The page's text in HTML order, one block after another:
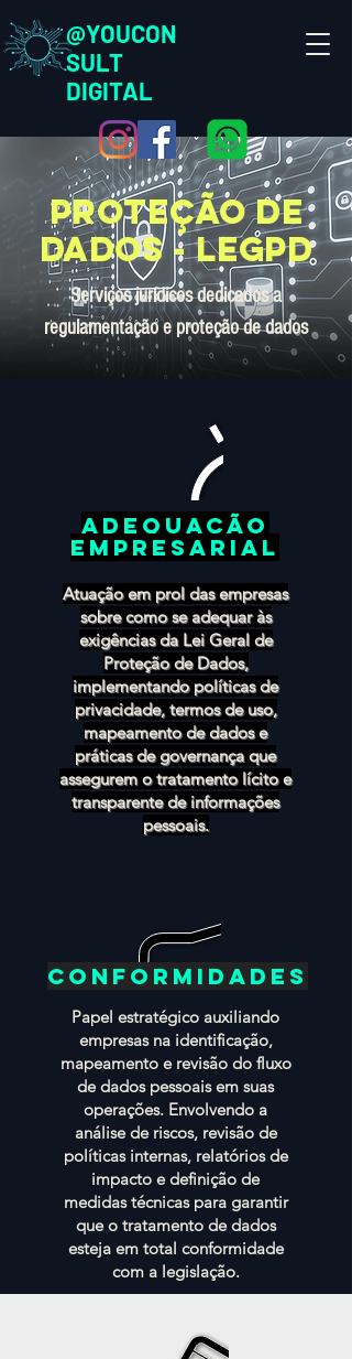
@YOUCON
SULT
DIGITAL
proteção de
dados - legpd
Serviços jurídicos dedicados a
regulamentação e proteção de dados
adequação
empresarial
Atuação em prol das empresas
sobre como se adequar às
exigências da Lei Geral de
Proteção de Dados,
implementando políticas de
privacidade, termos de uso,
mapeamento de dados e
práticas de governança que
assegurem o tratamento lícito e
transparente de informações
pessoais.
conformidades
Papel estratégico auxiliando
empresas na identificação,
mapeamento e revisão do fluxo
de dados pessoais em suas
operações. Envolvendo a
análise de riscos, revisão de
políticas internas, relatórios de
impacto e definição de
medidas técnicas para garantir
que o tratamento de dados
esteja em total conformidade
com a legislação.